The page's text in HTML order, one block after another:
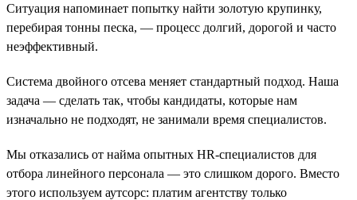
Ситуация напоминает попытку найти золотую крупинку,
перебирая тонны песка, — процесс долгий, дорогой и часто
неэффективный.
Система двойного отсева меняет стандартный подход. Наша
задача — сделать так, чтобы кандидаты, которые нам
изначально не подходят, не занимали время специалистов.
Мы отказались от найма опытных HR-специалистов для
отбора линейного персонала — это слишком дорого. Вместо
этого используем аутсорс: платим агентству только